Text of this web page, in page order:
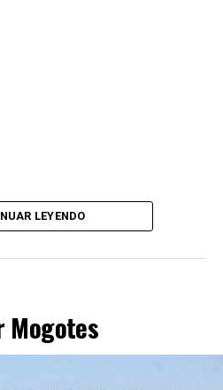
LEYENDO
Mogotes